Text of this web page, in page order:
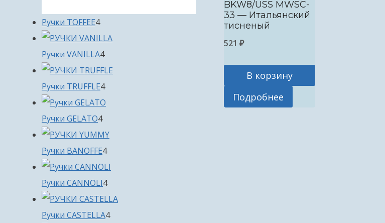
BKW8/USS MWSC-
33 — Итальянский
тисненый
521 ₽
В корзину
Подробнее
Ручки TOFFEE44
товара
Ручки VANILLA44
товара
Ручки TRUFFLE44
товара
Ручки GELATO44
товара
Ручки BANOFFE44
товара
Ручки CANNOLI44
товара
Ручки CASTELLA44